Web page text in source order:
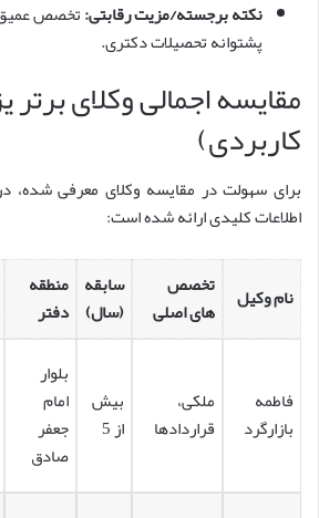
نکته برجسته/مزیت رقابتی:تخصص عمیق
پشتوانه تحصیلات دکتری.
مقایسه اجمالی وکلای
کاربردی)
برای سهولت در مقایسه وکلای معرفی شده،
اطلاعات کلیدی ارائه شده است:
نام وکیل
تخصص
های اصلی
سابقه
(سال)
منطقه
دفتر
فاطمه
بازارگرد
ملکی،
قراردادها
بیش
از 5
بلوار
امام
جعفر
صادق